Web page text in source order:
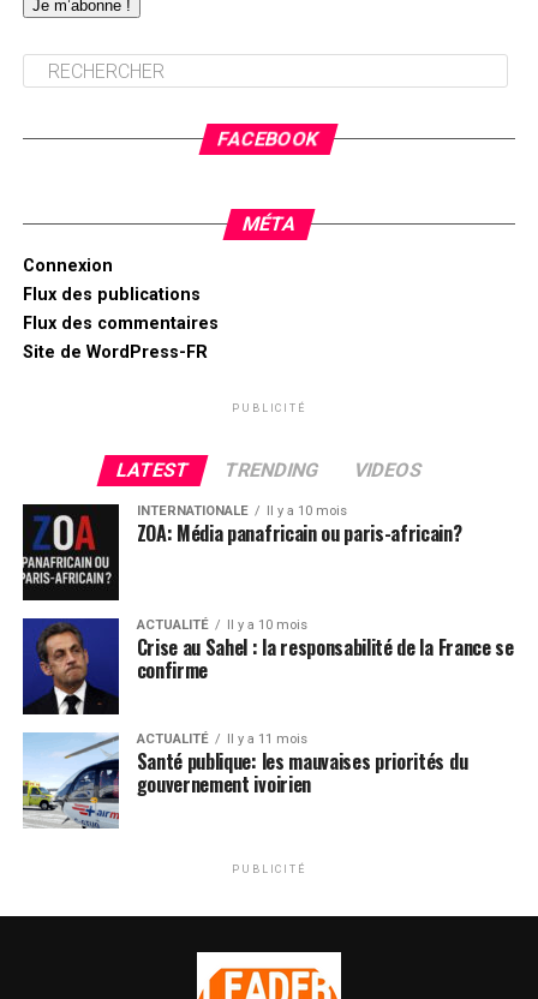
FACEBOOK
MÉTA
Connexion
Flux des publications
Flux des commentaires
Site de WordPress-FR
PUBLICITÉ
LATEST TRENDING VIDEOS
INTERNATIONALE Il y a 10 mois
ZOA: Média panafricain ou paris-africain?
ACTUALITÉ Il y a 10 mois
Crise au Sahel : la responsabilité de la France se
confirme
ACTUALITÉ Il y a 11 mois
Santé publique: les mauvaises priorités du
gouvernement ivoirien
PUBLICITÉ